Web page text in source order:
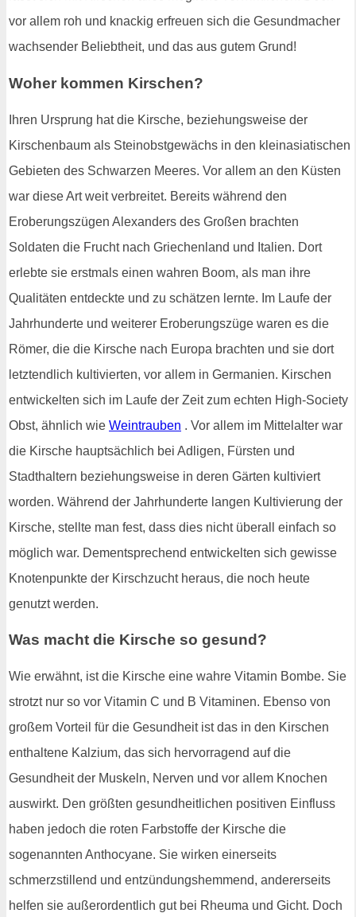
vor allem roh und knackig erfreuen sich die Gesundmacher
wachsender Beliebtheit, und das aus gutem Grund!
Woher kommen Kirschen?
Ihren Ursprung hat die Kirsche, beziehungsweise der
Kirschenbaum als Steinobstgewächs in den kleinasiatischen
Gebieten des Schwarzen Meeres. Vor allem an den Küsten
war diese Art weit verbreitet. Bereits während den
Eroberungszügen Alexanders des Großen brachten
Soldaten die Frucht nach Griechenland und Italien. Dort
erlebte sie erstmals einen wahren Boom, als man ihre
Qualitäten entdeckte und zu schätzen lernte. Im Laufe der
Jahrhunderte und weiterer Eroberungszüge waren es die
Römer, die die Kirsche nach Europa brachten und sie dort
letztendlich kultivierten, vor allem in Germanien. Kirschen
entwickelten sich im Laufe der Zeit zum echten High-Society
Obst, ähnlich wie Weintrauben . Vor allem im Mittelalter war
die Kirsche hauptsächlich bei Adligen, Fürsten und
Stadthaltern beziehungsweise in deren Gärten kultiviert
worden. Während der Jahrhunderte langen Kultivierung der
Kirsche, stellte man fest, dass dies nicht überall einfach so
möglich war. Dementsprechend entwickelten sich gewisse
Knotenpunkte der Kirschzucht heraus, die noch heute
genutzt werden.
Was macht die Kirsche so gesund?
Wie erwähnt, ist die Kirsche eine wahre Vitamin Bombe. Sie
strotzt nur so vor Vitamin C und B Vitaminen. Ebenso von
großem Vorteil für die Gesundheit ist das in den Kirschen
enthaltene Kalzium, das sich hervorragend auf die
Gesundheit der Muskeln, Nerven und vor allem Knochen
auswirkt. Den größten gesundheitlichen positiven Einfluss
haben jedoch die roten Farbstoffe der Kirsche die
sogenannten Anthocyane. Sie wirken einerseits
schmerzstillend und entzündungshemmend, andererseits
helfen sie außerordentlich gut bei Rheuma und Gicht. Doch